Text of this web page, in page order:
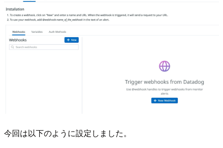
今回は以下のように設定しました。